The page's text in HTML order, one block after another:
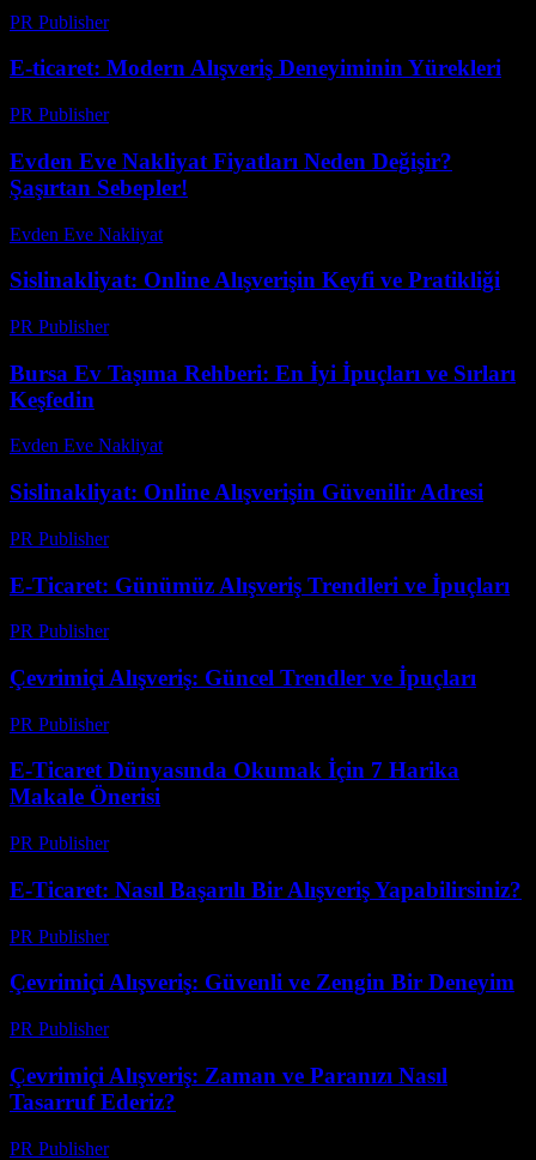
PR Publisher-
E-ticaret: Modern Alışveriş Deneyiminin Yürekleri
PR Publisher-
Evden Eve Nakliyat Fiyatları Neden Değişir?
Şaşırtan Sebepler!
Evden Eve Nakliyat
Sislinakliyat: Online Alışverişin Keyfi ve Pratikliği
PR Publisher-
Bursa Ev Taşıma Rehberi: En İyi İpuçları ve Sırları
Keşfedin
Evden Eve Nakliyat-
Sislinakliyat: Online Alışverişin Güvenilir Adresi
PR Publisher-
E-Ticaret: Günümüz Alışveriş Trendleri ve İpuçları
PR Publisher-
Çevrimiçi Alışveriş: Güncel Trendler ve İpuçları
PR Publisher-
E-Ticaret Dünyasında Okumak İçin 7 Harika
Makale Önerisi
PR Publisher-
E-Ticaret: Nasıl Başarılı Bir Alışveriş Yapabilirsiniz?
PR Publisher-
Çevrimiçi Alışveriş: Güvenli ve Zengin Bir Deneyim
PR Publisher-
Çevrimiçi Alışveriş: Zaman ve Paranızı Nasıl
Tasarruf Ederiz?
PR Publisher-